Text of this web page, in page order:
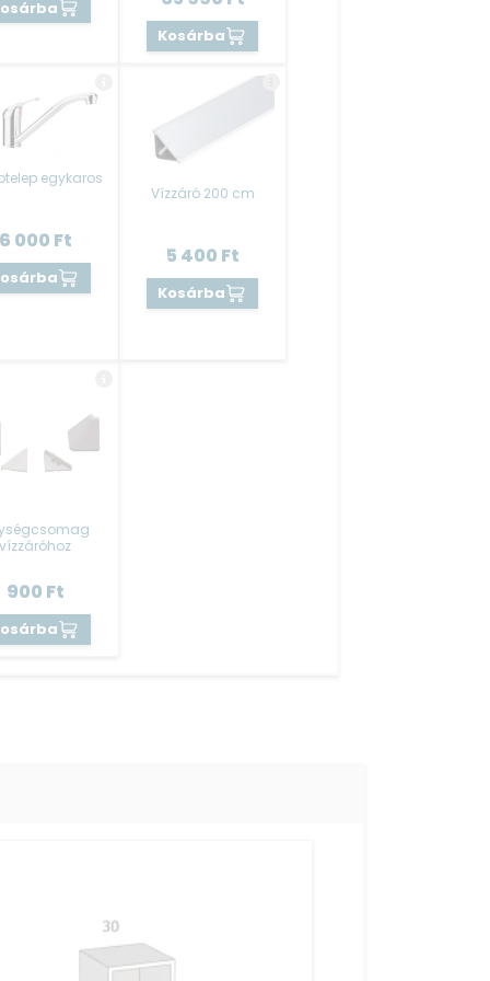
Kosárba
egykaros
6 000 Ft
Vízzáró 200 cm
5 400 Ft
Kosárba
vízzáróhoz
900 Ft